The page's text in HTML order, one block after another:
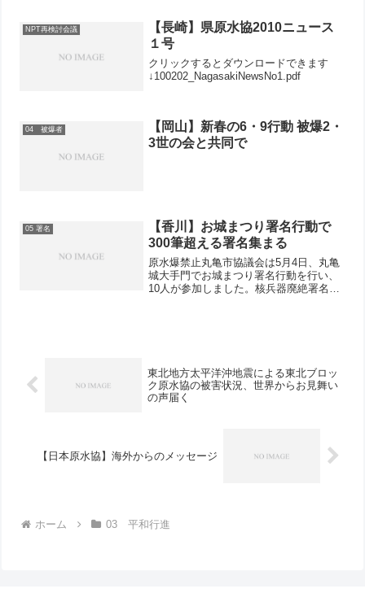
核兵器廃絶を！」の横断幕を掲げ、マン
ガ『はだしの...
NPT再検討会議
【長崎】県原水協2010ニュース
１号
クリックするとダウンロードできます
↓100202_NagasakiNewsNo1.pdf
04 被爆者
【岡山】新春の6・9行動 被爆2・
3世の会と共同で
05 署名
【香川】お城まつり署名行動で
300筆超える署名集まる
原水爆禁止丸亀市協議会は5月4日、丸亀
城大手門でお城まつり署名行動を行い、
10人が参加しました。核兵器廃絶署名は
東北地方太平洋沖地震による東北ブロッ
ク原水協の被害状況、世界からお見舞い
の声届く
【日本原水協】海外からのメッセージ
ホーム 03 平和行進